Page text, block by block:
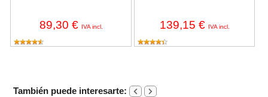
89,30 € IVA incl. 139,15 € IVA incl.
También puede interesarte: